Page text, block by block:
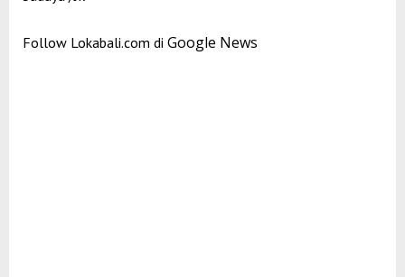
Follow Lokabali.com di Google News